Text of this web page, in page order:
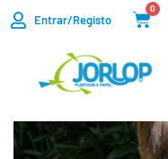
Entrar/Registo
0